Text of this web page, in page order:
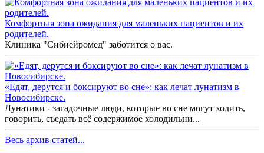
Комфортная зона ожидания для маленьких пациентов и их
родителей.
Клиника "Сибнейромед" заботится о вас.
«Едят, дерутся и боксируют во сне»: как лечат лунатизм в
Новосибирске.
Лунатики - загадочные люди, которые во сне могут ходить,
говорить, съедать всё содержимое холодильни...
Весь архив статей...